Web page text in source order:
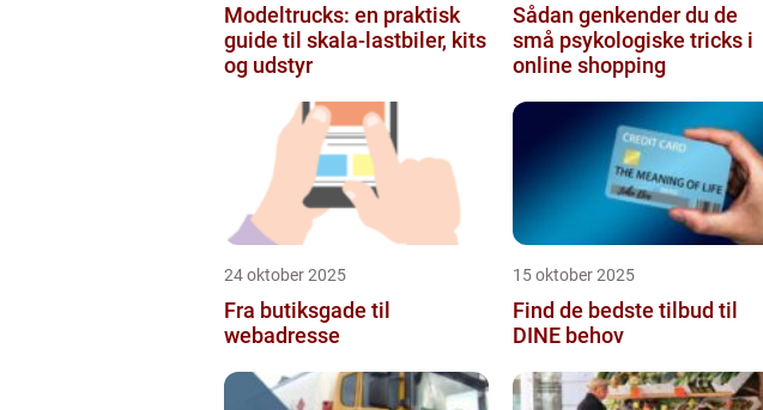
Modeltrucks: en praktisk
guide til skala-lastbiler, kits
og udstyr
Sådan genkender du de
små psykologiske tricks i
online shopping
24 oktober 2025
Fra butiksgade til
webadresse
15 oktober 2025
Find de bedste tilbud til
DINE behov